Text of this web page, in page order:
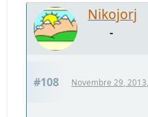
Nikojorj
-
#108 Novembre 29,